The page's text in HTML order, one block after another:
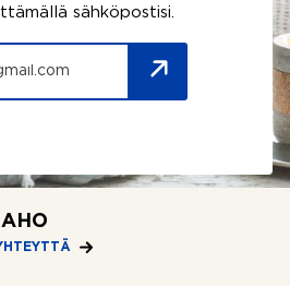
sähköpostisi.